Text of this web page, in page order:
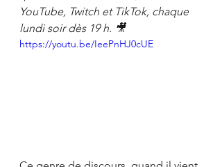
YouTube, Twitch et TikTok, chaque
lundi soir dès 19 h. 🎥
https://youtu.be/IeePnHJ0cUE